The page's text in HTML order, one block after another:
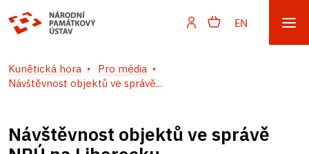
EN
Kunětická hora
Pro média
Návštěvnost objektů ve správě...
Návštěvnost objektů ve správě